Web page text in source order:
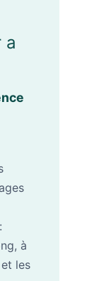
a
:
à
les